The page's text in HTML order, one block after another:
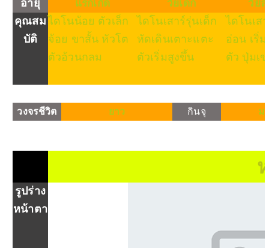
อายุ แรกเกิด วัยเด็ก วัย
คุณสม
บัติ
ไดโนน้อย ตัวเล็ก
จ้อย ขาสั้น หัวโต
ตัวอ้วนกลม
ไดโนเสาร์รุ่นเด็ก
หัดเดินเตาะแตะ
ตัวเริ่มสูงขึ้น
ไดโนเส
อ่อน เริ่
ตัว ปุ่มเ
วงจรชีวิต ยาว กินจุ ม
รูปร่าง
หน้าตา